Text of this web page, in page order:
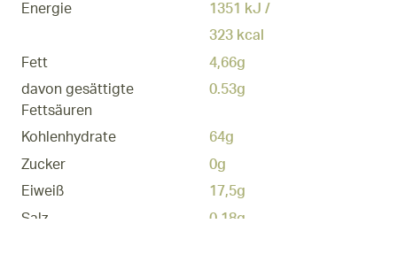
Energie
Fett
davon gesättigte
Fettsäuren
1351 kJ /
323 kcal
4,66g
0.53g
Kohlenhydrate
Zucker
Eiweiß
Salz
64g
0g
17,5g
0,18g